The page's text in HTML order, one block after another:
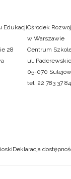
Edukacji
28
Ośrodek
w Warszawie
Centrum
ul.
05-070
tel. 22 783 37 84
Deklaracja